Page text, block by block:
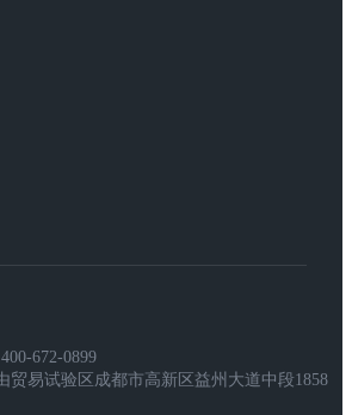
672-0899
贸易试验区成都市高新区益州大道中段1858